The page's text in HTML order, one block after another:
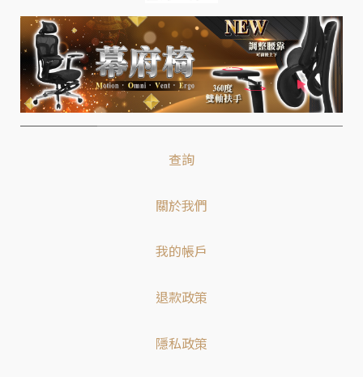
查詢
關於我們
我的帳戶
退款政策
隱私政策